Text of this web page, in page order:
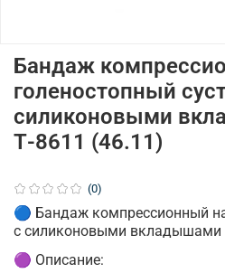
(0)
Бандаж
голеностопный
силиконовыми
Т-8611 (46.11)
🔵 Бандаж компрессионный
с силиконовыми вкладышами
🟣 Описание: